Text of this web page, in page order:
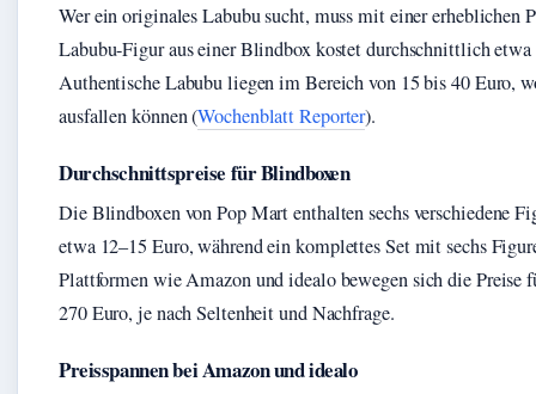
Wer ein originales Labubu sucht, muss mit einer erheblichen
Labubu-Figur aus einer Blindbox kostet durchschnittlich
Authentische Labubu liegen im Bereich von 15 bis 40 Euro,
ausfallen können (Wochenblatt Reporter).
Durchschnittspreise für Blindboxen
Die Blindboxen von Pop Mart enthalten sechs verschiedene
etwa 12–15 Euro, während ein komplettes Set mit sechs
Plattformen wie Amazon und idealo bewegen sich die Preise
270 Euro, je nach Seltenheit und Nachfrage.
Preisspannen bei Amazon und idealo